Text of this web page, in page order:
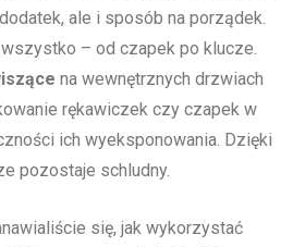
ale i sposób na porządek.
– od czapek⁢ po klucze.
na wewnętrznych drzwiach
rękawiczek czy czapek ⁢w
ich wyeksponowania. Dzięki
pozostaje schludny.
się, jak wykorzystać